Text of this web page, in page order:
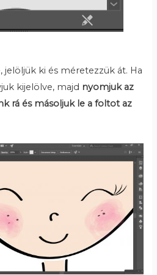
jelöljük ki és méretezzük át. Ha
kijelölve, majd nyomjuk az
rá és másoljuk le a foltot az